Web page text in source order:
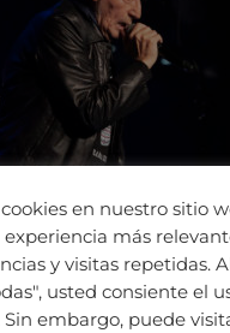
en nuestro sitio
experiencia más
y visitas repetidas.
usted consiente el
Sin embargo, puede